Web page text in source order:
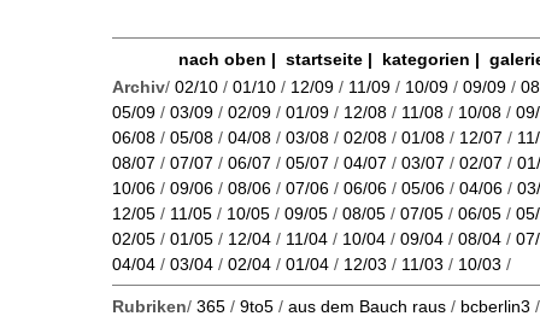
nach oben | startseite| kategorien |
Archiv/ 02/10 / 01/10 / 12/09 / 11/09 / 10/09 / 09/09 /
05/09 / 03/09 / 02/09 / 01/09 / 12/08 / 11/08 / 10/08 /
06/08 / 05/08 / 04/08 / 03/08 / 02/08 / 01/08 / 12/07 /
08/07 / 07/07 / 06/07 / 05/07 / 04/07 / 03/07 / 02/07 /
10/06 / 09/06 / 08/06 / 07/06 / 06/06 / 05/06 / 04/06 /
12/05 / 11/05 / 10/05 / 09/05 / 08/05 / 07/05 / 06/05 /
02/05 / 01/05 / 12/04 / 11/04 / 10/04 / 09/04 / 08/04 /
04/04 / 03/04 / 02/04 / 01/04 / 12/03 / 11/03 / 10/03 /
Rubriken/ 365 / 9to5 / aus dem Bauch raus / bcberlin3